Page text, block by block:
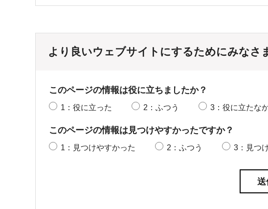
より良いウェブサイトにするためにみなさ
このページの情報は役に立ちましたか？
1：役に立った 2：ふつう 3：役に立たな
このページの情報は見つけやすかったですか？
1：見つけやすかった 2：ふつう 3：見つ